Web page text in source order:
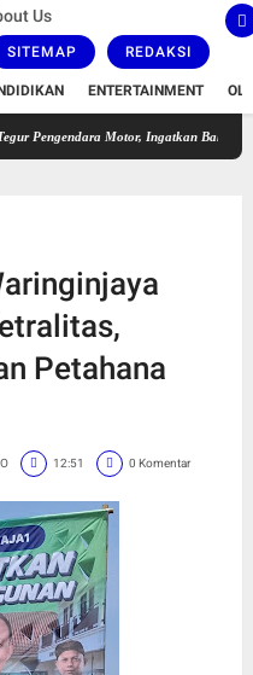
Us
SITEMAP REDAKSI
ENTERTAINMENT
Motor, Ingatkan Bahaya Ugal-ugalan
Petahana
12:51 0 Komentar